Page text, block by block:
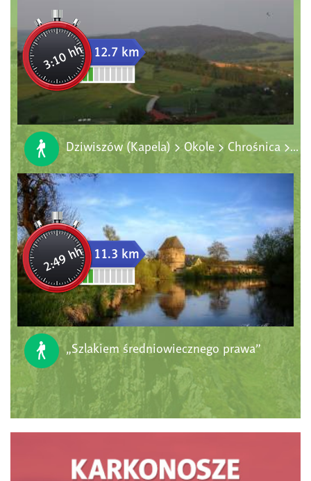
3:10 hh 12.7 km
Dziwiszów (Kapela) > Okole > Chrośnica > Płoszczyna
2:49 hh 11.3 km
„Szlakiem średniowiecznego prawa”